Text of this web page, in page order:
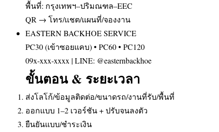
พื้นที่: กรุงเทพฯ–ปริมณฑล–EEC
QR → โทร/แชต/แผนที่/จองงาน
EASTERN BACKHOE SERVICE
PC30 (เข้าซอยแคบ) • PC60 • PC120
09x‑xxx‑xxxx | LINE: @easternbackhoe
ขั้นตอน & ระยะเวลา
ส่งโลโก้/ข้อมูลติดต่อ/ขนาดรถ/งานที่รับ/พื้นที่
ออกแบบ 1–2 เวอร์ชัน + ปรับจนลงตัว
ยืนยันแบบ/ชำระเงิน